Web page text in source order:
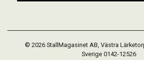
© 2026 StallMagasinet AB, Västra
Sverige 0142-12526